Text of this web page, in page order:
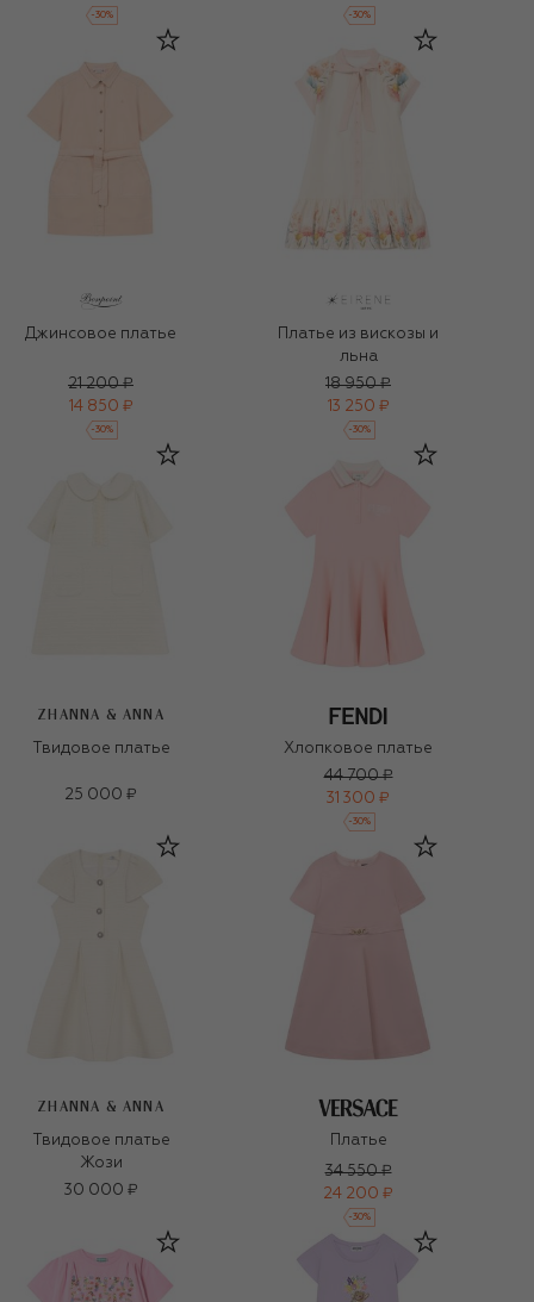
-30% -30%
Джинсовое платье
21 200 ₽
14 850 ₽
-30%
Платье из вискозы и
льна
18 950 ₽
13 250 ₽
-30%
ZHANNA & ANNA
Твидовое платье
25 000 ₽
Хлопковое платье
44 700 ₽
31 300 ₽
-30%
ZHANNA & ANNA
Твидовое платье
Жози
30 000 ₽
Платье
34 550 ₽
24 200 ₽
-30%